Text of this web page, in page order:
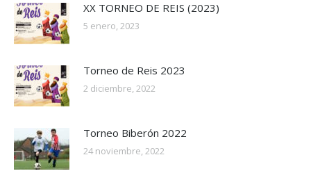
XX TORNEO DE REIS (2023)
5 enero, 2023
Torneo de Reis 2023
2 diciembre, 2022
Torneo Biberón 2022
24 noviembre, 2022